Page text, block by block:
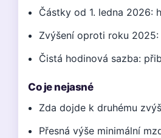
Částky od 1. ledna 2026:
Zvýšení oproti roku 2025:
Čistá hodinová sazba:
Co je nejasné
Zda dojde k druhému
Přesná výše minimální